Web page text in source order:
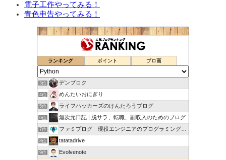
電子工作やってみる！
青色申告やってみる！
ランキング ポイント ブロ画
3位 デンブロク
4位 めんたいおにぎり
5位 ライフハッカーズのけんたろうブログ
6位 無次元日記 | 脱サラ、転職、副収入のためのブログ
7位 ファミプログ 現役エンジニアのプログラミング入門講座
8位 tatatadrive
9位 Evolvenote